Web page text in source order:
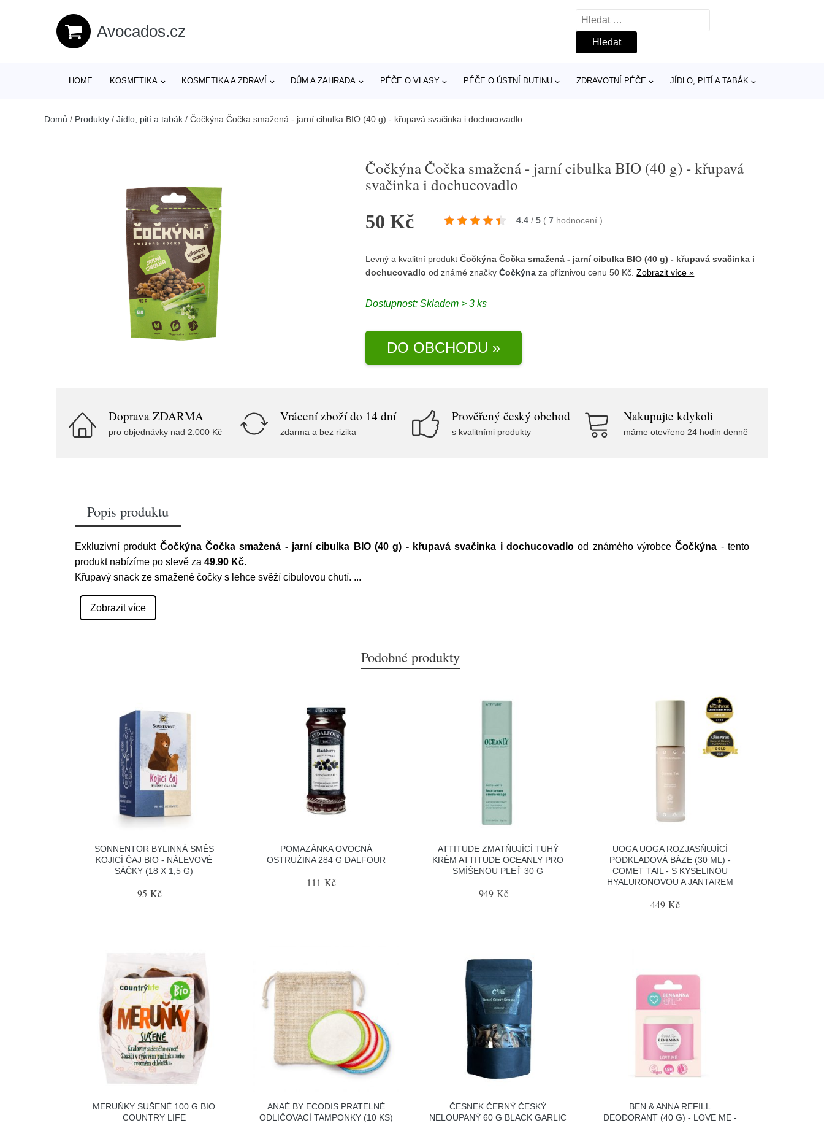
Avocados.cz
Vyhledávání
HOME KOSMETIKA KOSMETIKA A ZDRAVÍ DŮM A ZAHRADA PÉČE O VLASY PÉČE O ÚSTNÍ DUTINU ZDRAVOTNÍ PÉČE JÍDLO, PITÍ A TABÁK
Domů / Produkty / Jídlo, pití a tabák / Čočkýna Čočka smažená - jarní cibulka BIO (40 g) - křupavá svačinka i dochucovadlo
Čočkýna Čočka smažená - jarní cibulka BIO (40 g) - křupavá
svačinka i dochucovadlo
50 Kč 4.4 / 5 ( 7 hodnocení)
Levný a kvalitní produktČočkýna Čočka smažená - jarní cibulka BIO (40 g) - křupavá svačinka i
dochucovadlo od známé značkyČočkýna za příznivou cenu 50 Kč.Zobrazit více »
Dostupnost:Skladem > 3 ks
DO OBCHODU »
Doprava ZDARMA
pro objednávky nad 2.000 Kč
Vrácení zboží do 14 dní
zdarma a bez rizika
Prověřený český obchod
s kvalitními produkty
Nakupujte kdykoli
máme otevřeno 24 hodin denně
Popis produktu
Exkluzivní produkt Čočkýna Čočka smažená - jarní cibulka BIO (40 g) - křupavá svačinka i dochucovadlo od známého výrobceČočkýna - tento
produkt nabízíme po slevě za 49.90 Kč.
Křupavý snack ze smažené čočky s lehce svěží cibulovou chutí. ...
Zobrazit více
Podobné produkty
SONNENTOR BYLINNÁ SMĚS
KOJICÍ ČAJ BIO - NÁLEVOVÉ
SÁČKY (18 X 1,5 G)
95 Kč
POMAZÁNKA OVOCNÁ
OSTRUŽINA 284 G DALFOUR
111 Kč
ATTITUDE ZMATŇUJÍCÍ TUHÝ
KRÉM ATTITUDE OCEANLY PRO
SMÍŠENOU PLEŤ 30 G
949 Kč
UOGA UOGA ROZJASŇUJÍCÍ
PODKLADOVÁ BÁZE (30 ML) -
COMET TAIL - S KYSELINOU
HYALURONOVOU A JANTAREM
449 Kč
MERUŇKY SUŠENÉ 100 G BIO
COUNTRY LIFE
ANAÉ BY ECODIS PRATELNÉ
ODLIČOVACÍ TAMPONKY (10 KS)
ČESNEK ČERNÝ ČESKÝ
NELOUPANÝ 60 G BLACK GARLIC
BEN & ANNA REFILL
DEODORANT (40 G) - LOVE ME -